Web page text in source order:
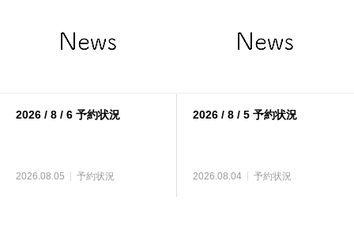
2026 / 8 / 6 予約状況
2026.08.05 予約状況
2026 / 8 / 5 予約状況
2026.08.04 予約状況